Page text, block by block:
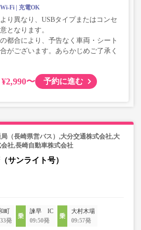
Wi-Fi 充電OK
り異なり、USBタイプまたはコンセ
となります。
都合により、予告なく車両・シート
がございます。あらかじめご了承く
¥2,990〜 予約に進む
（長崎県営バス）,大分交通株式会社,大
社,長崎自動車株式会社
サンライト号）
町
発
諫早 IC
09:50発
大村木場
09:57発